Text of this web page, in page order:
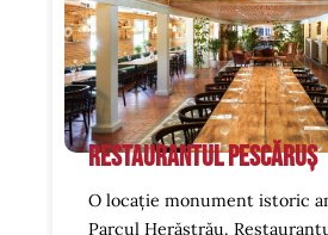
Restaurantul Pescăruș
O locație monument istoric
Parcul Herăstrău.